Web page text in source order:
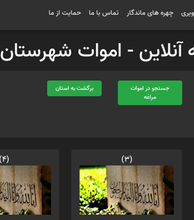
چهره های ماندگار تماس با ما حمایت از ما
آنلاین - اموات شهرستان
جستجو در اموات
مراغه
برگشت به استان
(3)
(4)